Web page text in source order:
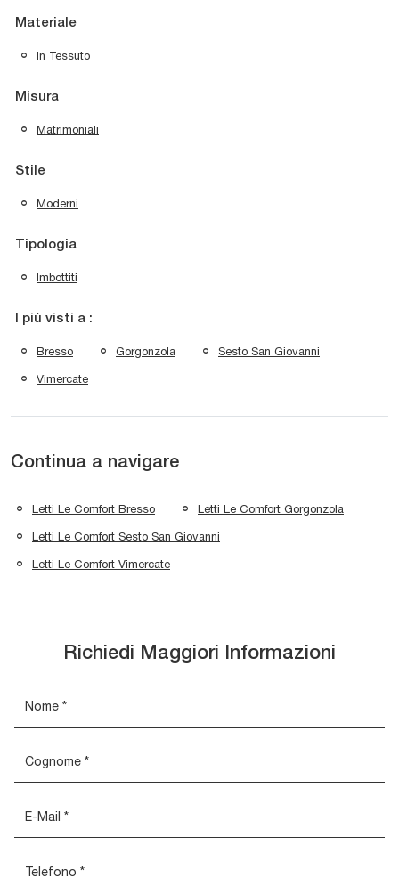
Materiale
In Tessuto
Misura
Matrimoniali
Stile
Moderni
Tipologia
Imbottiti
I più visti a :
Bresso Gorgonzola Sesto San Giovanni
Vimercate
Continua a navigare
Letti Le Comfort Bresso Letti Le Comfort Gorgonzola
Letti Le Comfort Sesto San Giovanni
Letti Le Comfort Vimercate
Richiedi Maggiori Informazioni